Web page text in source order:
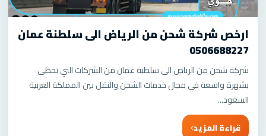
ارخص شركة شحن من الرياض الى سلطنة عمان
0506688227
شركة شحن من الرياض الى سلطنة عمان من الشركات التي تحظى
بشهرة واسعة في مجال خدمات الشحن والنقل بين المملكة العربية
السعود...
قراءة المزيد